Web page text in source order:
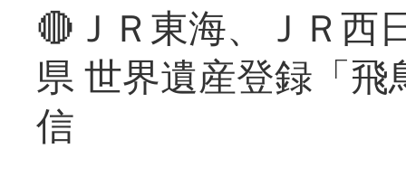
🔴ＪＲ東海、ＪＲ西
県 世界遺産登録「
信